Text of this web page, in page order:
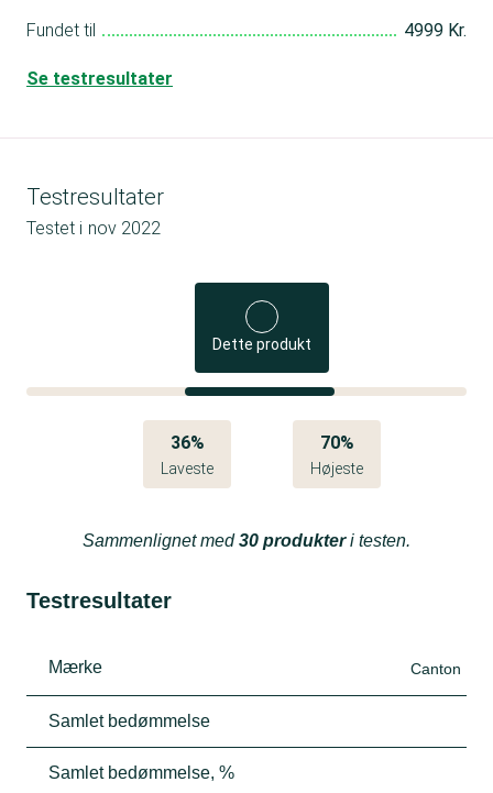
Fundet til 4999 Kr.
Se testresultater
Testresultater
Testet i nov 2022
Dette produkt
36%
Laveste
70%
Højeste
Sammenlignet med30 produkteri testen.
Testresultater
Mærke Canton
Samlet bedømmelse
Samlet bedømmelse, %